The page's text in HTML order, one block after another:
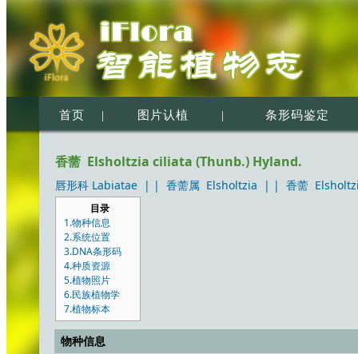
首页 | 图片认植 | 条形码鉴定
香薷 Elsholtzia ciliata (Thunb.) Hyland.
唇形科 Labiatae | | 香薷属 Elsholtzia | | 香薷
目录
1.物种信息
2.系统位置
3.DNA条形码
4.种质资源
5.植物照片
6.民族植物学
7.植物标本
物种信息